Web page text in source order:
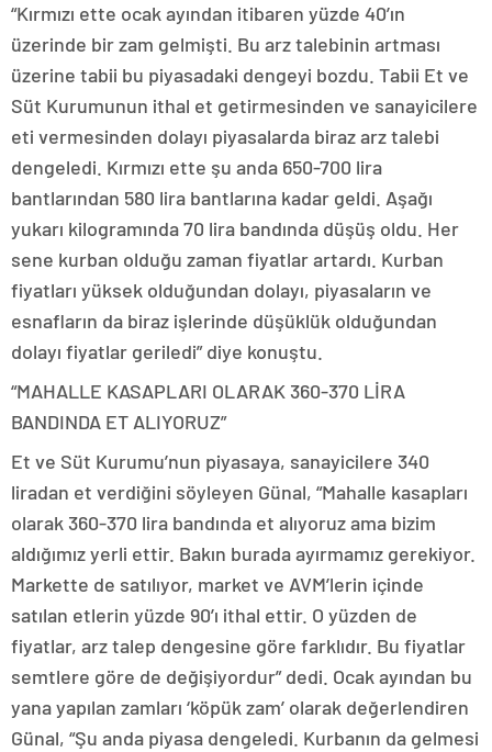
“Kırmızı ette ocak ayından itibaren yüzde 40’ın
üzerinde bir zam gelmişti. Bu arz talebinin artması
üzerine tabii bu piyasadaki dengeyi bozdu. Tabii Et ve
Süt Kurumunun ithal et getirmesinden ve sanayicilere
eti vermesinden dolayı piyasalarda biraz arz talebi
dengeledi. Kırmızı ette şu anda 650-700 lira
bantlarından 580 lira bantlarına kadar geldi. Aşağı
yukarı kilogramında 70 lira bandında düşüş oldu. Her
sene kurban olduğu zaman fiyatlar artardı. Kurban
fiyatları yüksek olduğundan dolayı, piyasaların ve
esnafların da biraz işlerinde düşüklük olduğundan
dolayı fiyatlar geriledi” diye konuştu.
“MAHALLE KASAPLARI OLARAK 360-370 LİRA
BANDINDA ET ALIYORUZ”
Et ve Süt Kurumu’nun piyasaya, sanayicilere 340
liradan et verdiğini söyleyen Günal, “Mahalle kasapları
olarak 360-370 lira bandında et alıyoruz ama bizim
aldığımız yerli ettir. Bakın burada ayırmamız gerekiyor.
Markette de satılıyor, market ve AVM’lerin içinde
satılan etlerin yüzde 90’ı ithal ettir. O yüzden de
fiyatlar, arz talep dengesine göre farklıdır. Bu fiyatlar
semtlere göre de değişiyordur” dedi. Ocak ayından bu
yana yapılan zamları ‘köpük zam’ olarak değerlendiren
Günal, “Şu anda piyasa dengeledi. Kurbanın da gelmesi